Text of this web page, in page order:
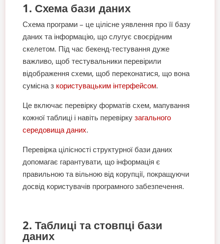
1. Схема бази даних
Схема програми – це цілісне уявлення про її базу
даних та інформацію, що слугує своєрідним
скелетом. Під час бекенд-тестування дуже
важливо, щоб тестувальники перевірили
відображення схеми, щоб переконатися, що вона
сумісна з користувацьким інтерфейсом.
Це включає перевірку форматів схем, мапування
кожної таблиці і навіть перевіркузагального
середовища даних.
Перевірка цілісності структурної бази даних
допомагає гарантувати, що інформація є
правильною та вільною від корупції, покращуючи
досвід користувачів програмного забезпечення.
2. Таблиці та стовпці бази
даних